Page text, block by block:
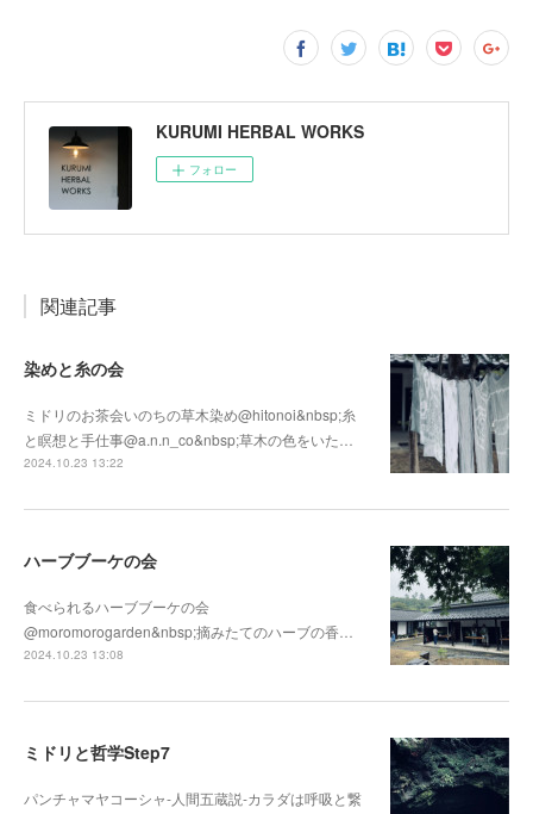
KURUMI HERBAL WORKS
フォロー
関連記事
染めと糸の会
ミドリのお茶会いのちの草木染め@hitonoi&nbsp;糸
と瞑想と手仕事@a.n.n_co&nbsp;草木の色をいた…
2024.10.23 13:22
ハーブブーケの会
食べられるハーブブーケの会
@moromorogarden&nbsp;摘みたてのハーブの香…
2024.10.23 13:08
ミドリと哲学Step7
パンチャマヤコーシャ-人間五蔵説-カラダは呼吸と繋